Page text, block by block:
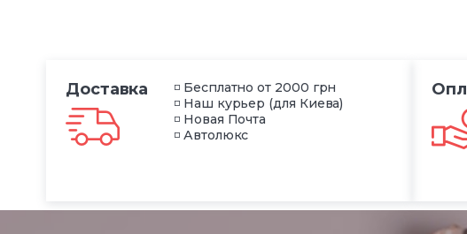
Доставка
◽ Бесплатно от 2000 грн
◽ Наш курьер (для Киева)
◽ Новая Почта
◽ Автолюкс